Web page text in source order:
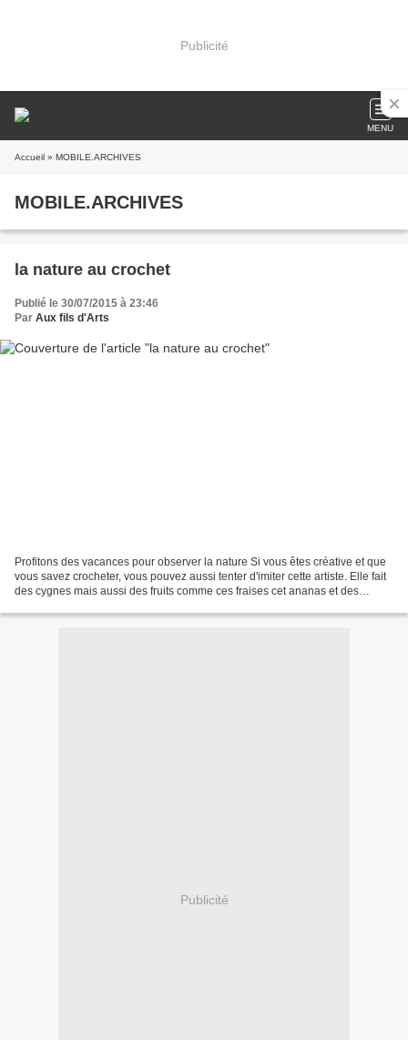
Publicité
MENU
Accueil » MOBILE.ARCHIVES
MOBILE.ARCHIVES
la nature au crochet
Publié le 30/07/2015 à 23:46
Par Aux fils d'Arts
Profitons des vacances pour observer la nature Si vous êtes créative et que
vous savez crocheter, vous pouvez aussi tenter d'imiter cette artiste. Elle fait
des cygnes mais aussi des fruits comme ces fraises cet ananas et des
Publicité